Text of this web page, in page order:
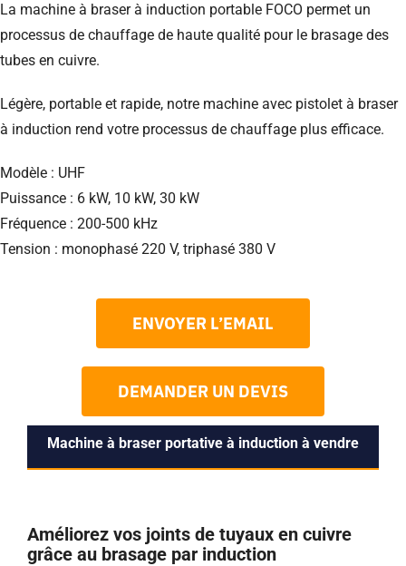
La machine à braser à induction portable FOCO permet un
processus de chauffage de haute qualité pour le brasage des
tubes en cuivre.
Légère, portable et rapide, notre machine avec pistolet à braser
à induction rend votre processus de chauffage plus efficace.
Modèle : UHF
Puissance : 6 kW, 10 kW, 30 kW
Fréquence : 200-500 kHz
Tension : monophasé 220 V, triphasé 380 V
ENVOYER L’EMAIL
DEMANDER UN DEVIS
Machine à braser portative à induction à vendre
Améliorez vos joints de tuyaux en cuivre
grâce au brasage par induction